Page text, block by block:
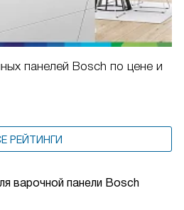
варочной панели Bosch
панелей Bosch по цене и
РЕЙТИНГИ